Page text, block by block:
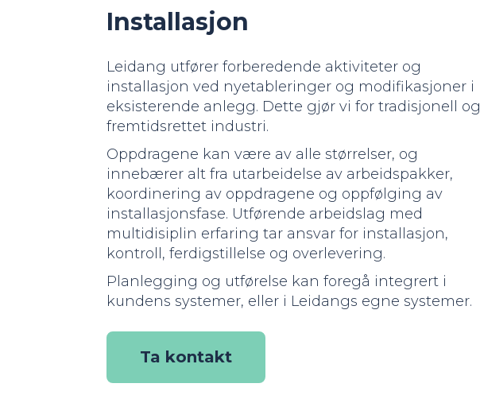
Installasjon
Leidang utfører forberedende aktiviteter og
installasjon ved nyetableringer og modifikasjoner i
eksisterende anlegg. Dette gjør vi for tradisjonell og
fremtidsrettet industri.
Oppdragene kan være av alle størrelser, og
innebærer alt fra utarbeidelse av arbeidspakker,
koordinering av oppdragene og oppfølging av
installasjonsfase. Utførende arbeidslag med
multidisiplin erfaring tar ansvar for installasjon,
kontroll, ferdigstillelse og overlevering.
Planlegging og utførelse kan foregå integrert i
kundens systemer, eller i Leidangs egne systemer.
Ta kontakt